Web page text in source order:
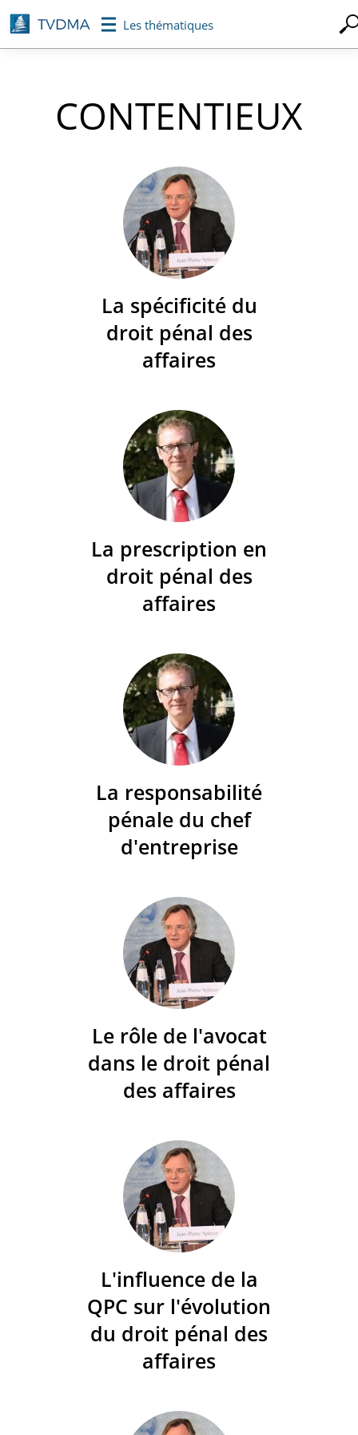
Aller
au
contenu
Les thématiques
CONTENTIEUX
La spécificité du
droit pénal des
affaires
La prescription en
droit pénal des
affaires
La responsabilité
pénale du chef
d'entreprise
Le rôle de l'avocat
dans le droit pénal
des affaires
L'influence de la
QPC sur l'évolution
du droit pénal des
affaires